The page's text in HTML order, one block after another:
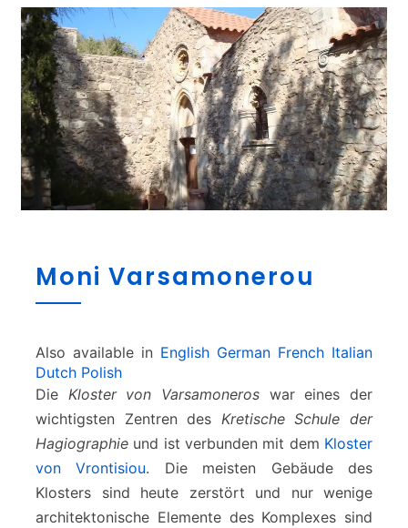
o
a
s
a
m
n
e
r
Moni Varsamonerou
Also available in English German French Italian
Dutch Polish
Die Kloster von Varsamoneros war eines der
wichtigsten Zentren des Kretische Schule der
Hagiographie und ist verbunden mit dem Kloster
von Vrontisiou. Die meisten Gebäude des
Klosters sind heute zerstört und nur wenige
architektonische Elemente des Komplexes sind